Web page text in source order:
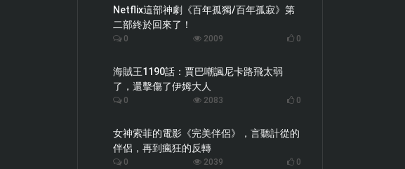
Netflix這部神劇《百年孤獨/百年孤寂》第
二部終於回來了！
0 2009 0
海賊王1190話：賈巴嘲諷尼卡路飛太弱
了，還擊傷了伊姆大人
0 2083 0
女神索菲的電影《完美伴侶》，言聽計從的
伴侶，再到瘋狂的反轉
0 2039 0